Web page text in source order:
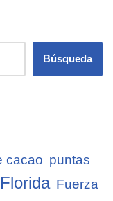
Búsqueda
cacao puntas
Florida Fuerza